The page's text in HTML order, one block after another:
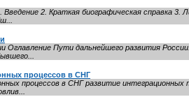
2. Краткая биографическая справка 3.
Оглавление Пути дальнейшего развития
процессов в СНГ
процессов в СНГ развитие